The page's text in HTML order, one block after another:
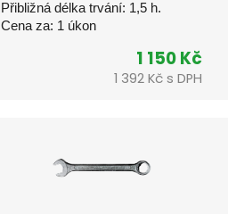
Přibližná délka trvání: 1,5 h.
Cena za: 1 úkon
1 150 Kč
1 392 Kč s DPH